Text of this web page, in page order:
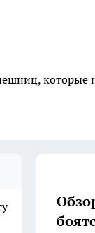
которые